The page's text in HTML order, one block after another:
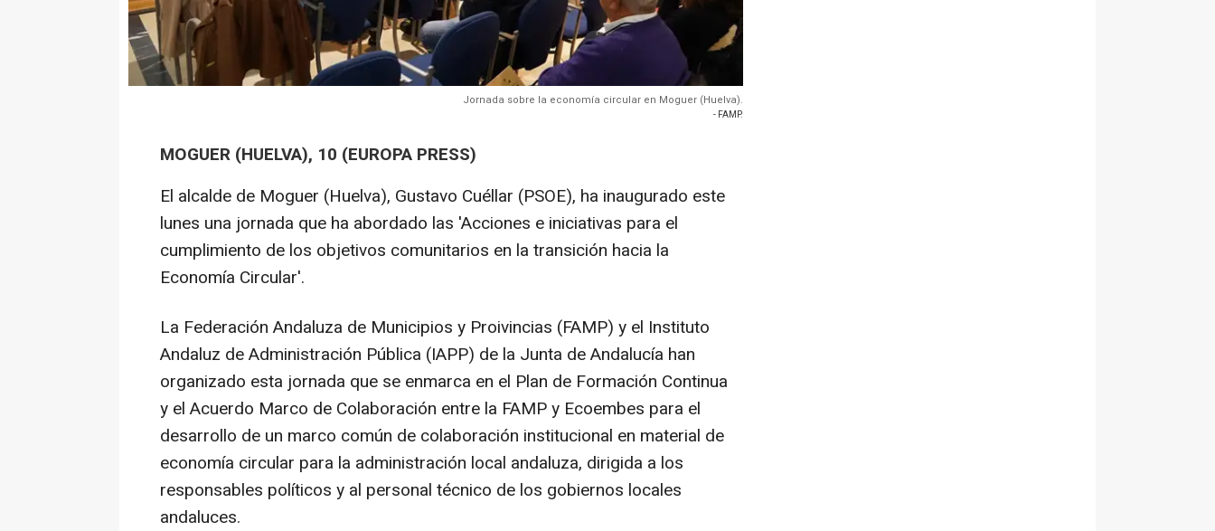
Jornada sobre la economía circular en Moguer (Huelva).
- FAMP.
MOGUER (HUELVA), 10 (EUROPA PRESS)
El alcalde de Moguer (Huelva), Gustavo Cuéllar (PSOE), ha inaugurado este
lunes una jornada que ha abordado las 'Acciones e iniciativas para el
cumplimiento de los objetivos comunitarios en la transición hacia la
Economía Circular'.
La Federación Andaluza de Municipios y Proivincias (FAMP) y el Instituto
Andaluz de Administración Pública (IAPP) de la Junta de Andalucía han
organizado esta jornada que se enmarca en el Plan de Formación Continua
y el Acuerdo Marco de Colaboración entre la FAMP y Ecoembes para el
desarrollo de un marco común de colaboración institucional en material de
economía circular para la administración local andaluza, dirigida a los
responsables políticos y al personal técnico de los gobiernos locales
andaluces.